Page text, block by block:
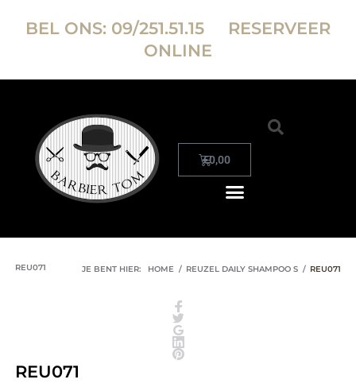
BEL ONS: 09/251.51.15
RESERVEER
ONLINE
€0,00
REU071 JE BENT HIER: HOME / REUZEL DAILY SHAMPOO S / REU071
REU071